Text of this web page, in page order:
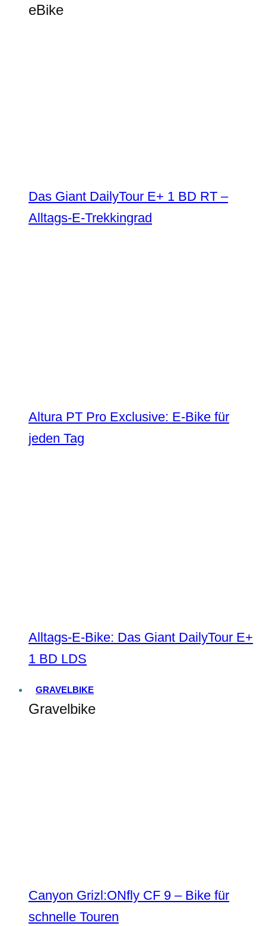
eBike
Das Giant DailyTour E+ 1 BD RT –
Alltags-E-Trekkingrad
Altura PT Pro Exclusive: E-Bike für
jeden Tag
Alltags-E-Bike: Das Giant DailyTour E+
1 BD LDS
GRAVELBIKE
Gravelbike
Canyon Grizl:ONfly CF 9 – Bike für
schnelle Touren